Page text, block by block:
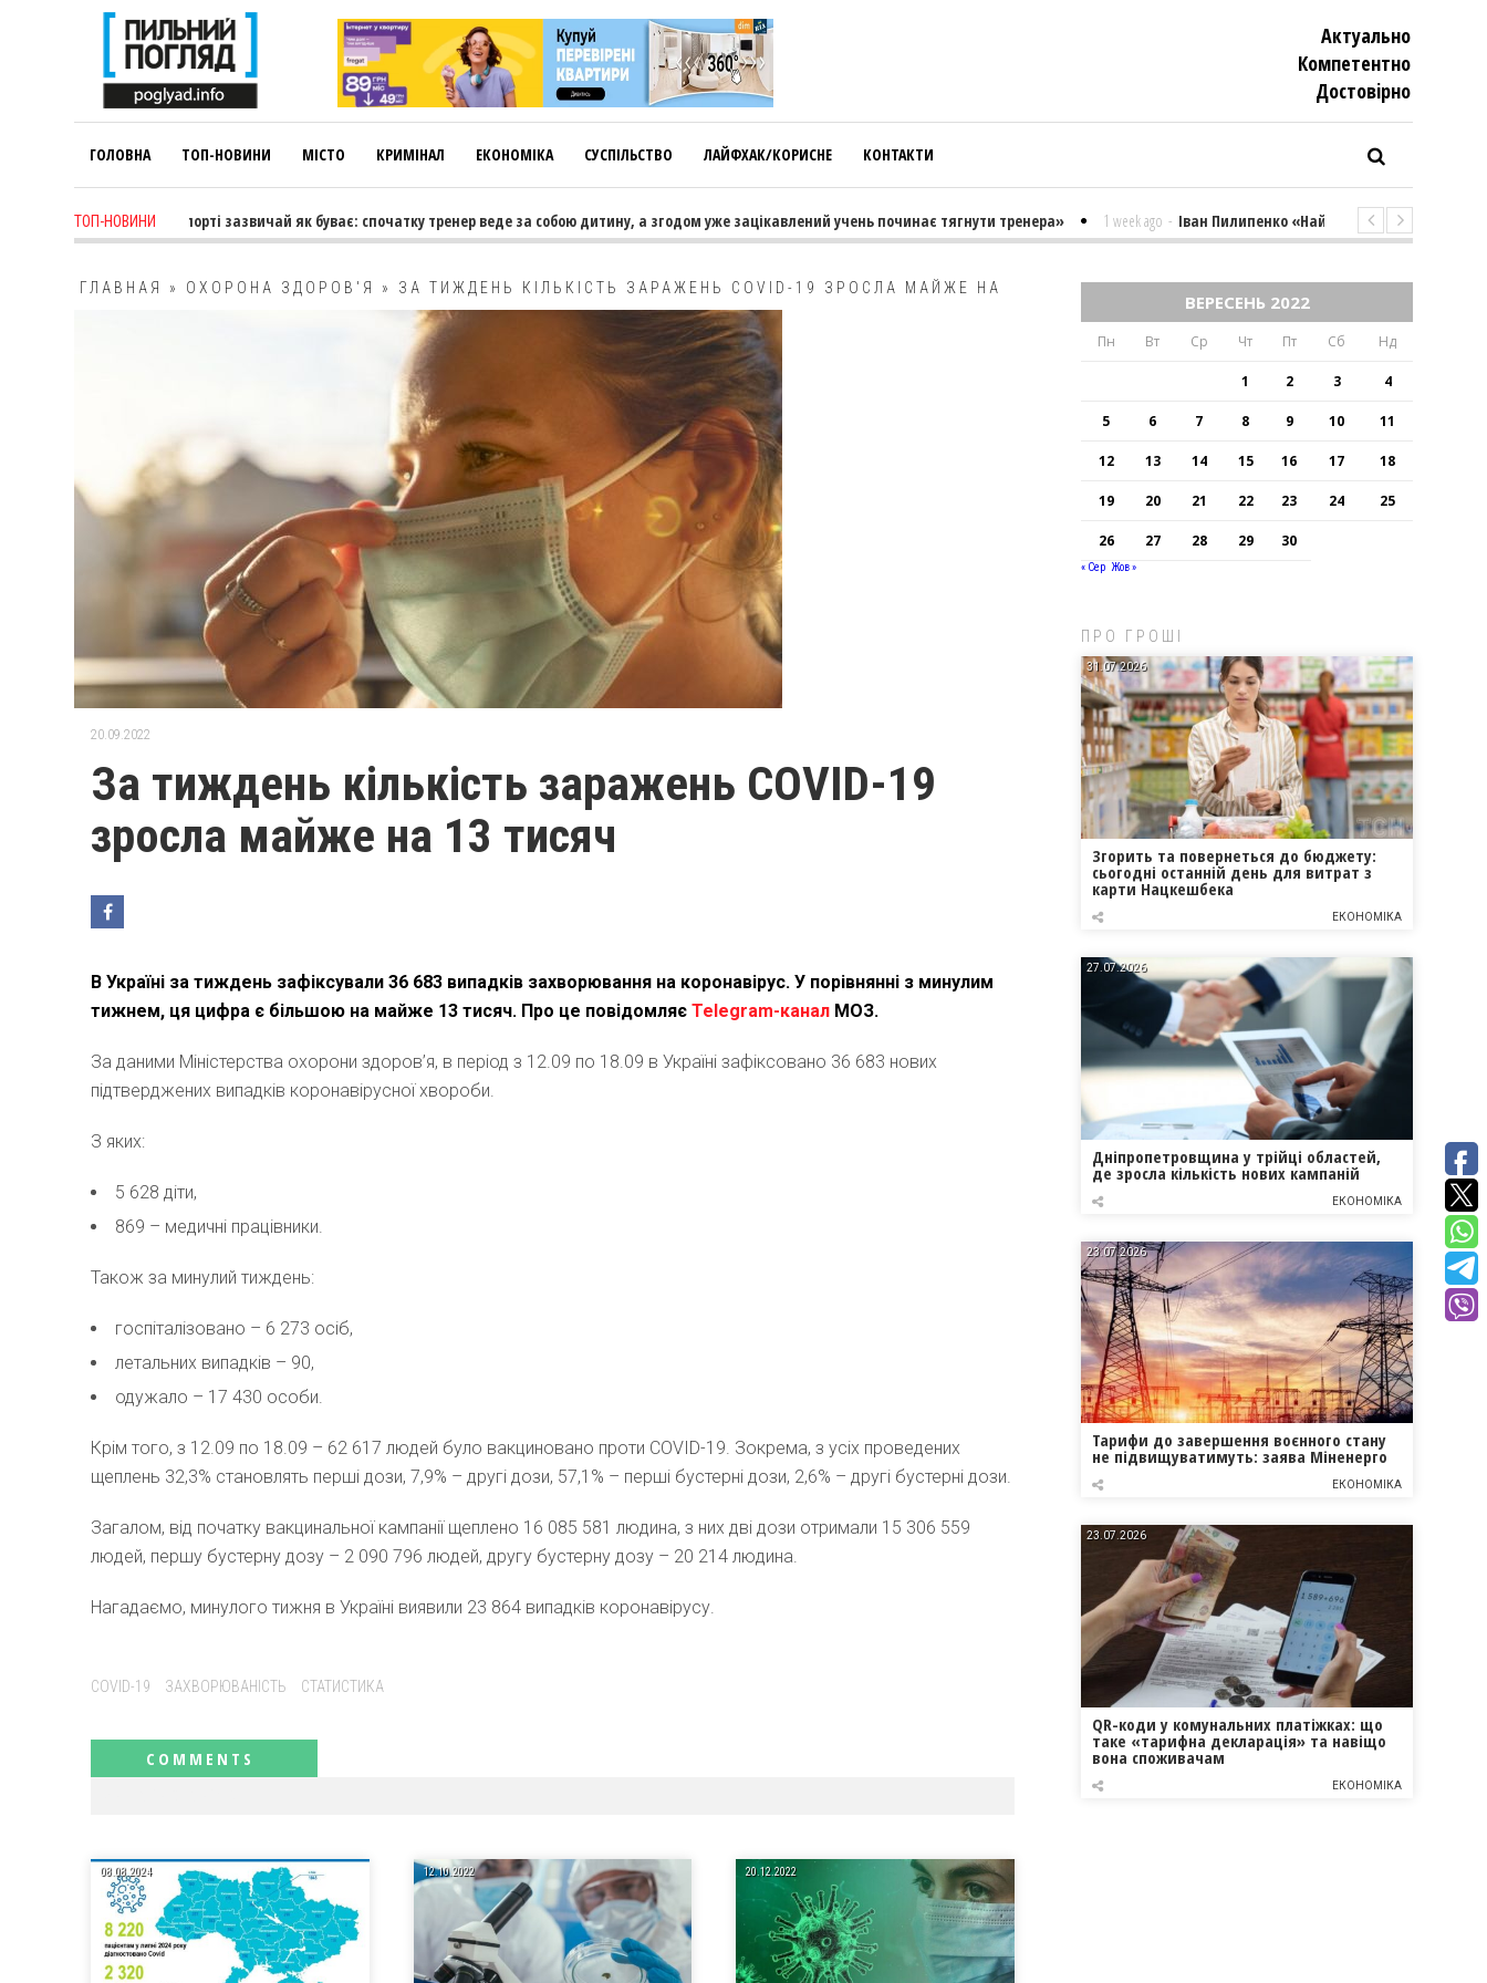
Актуально
Компетентно
Достовiрно
ГОЛОВНА ТОП-НОВИНИ МІСТО КРИМІНАЛ ЕКОНОМІКА СУСПІЛЬСТВО ЛАЙФХАК/КОРИСНЕ КОНТАКТИ
ТОП-НОВИНИ
Коновалова: «У спорті зазвичай як буває: спочатку тренер веде за собою дитину, а згодом уже зацікавлений учень починає тягнути тренера» 1 week ago - Іван Пилипенко «Найважчими є суто
ГЛАВНАЯ » ОХОРОНА ЗДОРОВ'Я » ЗА ТИЖДЕНЬ КІЛЬКІСТЬ ЗАРАЖЕНЬ COVID-19 ЗРОСЛА МАЙЖЕ НА
20.09.2022
За тиждень кількість заражень COVID-19
зросла майже на 13 тисяч
В Україні за тиждень зафіксували 36 683 випадків захворювання на коронавірус. У порівнянні з минулим
тижнем, ця цифра є більшою на майже 13 тисяч. Про це повідомляє Telegram-канал МОЗ.
За даними Міністерства охорони здоров’я, в період з 12.09 по 18.09 в Україні зафіксовано 36 683 нових
підтверджених випадків коронавірусної хвороби.
З яких:
5 628 діти,
869 – медичні працівники.
Також за минулий тиждень:
госпіталізовано – 6 273 осіб,
летальних випадків – 90,
одужало – 17 430 особи.
Крім того, з 12.09 по 18.09 – 62 617 людей було вакциновано проти COVID-19. Зокрема, з усіх проведених
щеплень 32,3% становлять перші дози, 7,9% – другі дози, 57,1% – перші бустерні дози, 2,6% – другі бустерні дози.
Загалом, від початку вакцинальної кампанії щеплено 16 085 581 людина, з них дві дози отримали 15 306 559
людей, першу бустерну дозу – 2 090 796 людей, другу бустерну дозу – 20 214 людина.
Нагадаємо, минулого тижня в Україні виявили 23 864 випадків коронавірусу.
Tags:
COVID-19 ЗАХВОРЮВАНІСТЬ СТАТИСТИКА
08.08.2024 12.10.2022 20.12.2022
ВЕРЕСЕНЬ 2022
Пн Вт Ср Чт Пт Сб Нд
1 2 3 4
5 6 7 8 9 10 11
12 13 14 15 16 17 18
19 20 21 22 23 24 25
26 27 28 29 30
« Сер Жов »
ПРО ГРОШІ
31.07.2026
Згорить та повернеться до бюджету:
сьогодні останній день для витрат з
карти Нацкешбека
ЕКОНОМІКА
27.07.2026
Дніпропетровщина у трійці областей,
де зросла кількість нових кампаній
ЕКОНОМІКА
23.07.2026
Тарифи до завершення воєнного стану
не підвищуватимуть: заява Міненерго
ЕКОНОМІКА
23.07.2026
QR-коди у комунальних платіжках: що
таке «тарифна декларація» та навіщо
вона споживачам
ЕКОНОМІКА